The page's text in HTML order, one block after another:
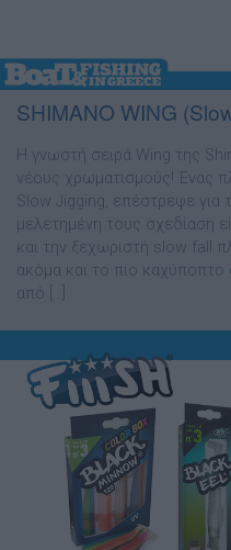
SHIMANO WING
Η γνωστή σειρά Wing της
νέους χρωµατισµούς! Ένας
Slow Jigging, επέστρεψε για
µελετηµένη τους σχεδίαση
και την ξεχωριστή slow fall
ακόµα και το πιο καχύποπτο
από […]